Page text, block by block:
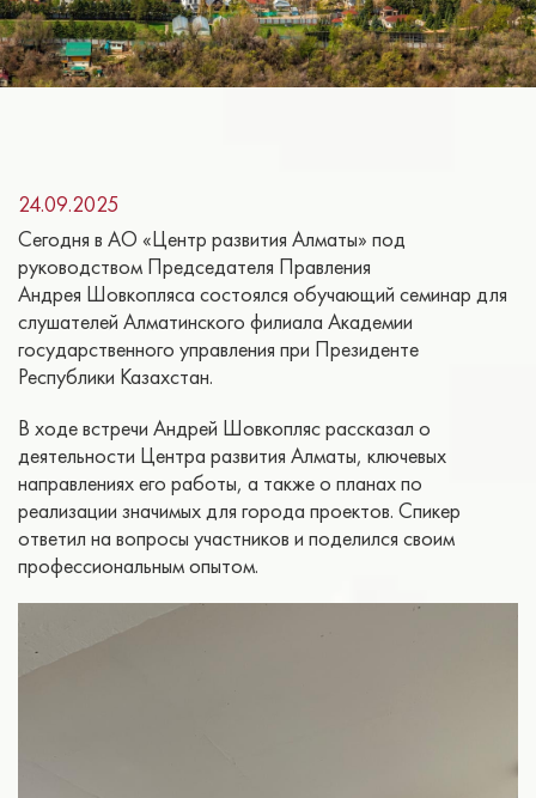
24.09.2025
Сегодня в АО «Центр развития Алматы» под
руководством Председателя Правления
Андрея Шовкопляса состоялся обучающий семинар для
слушателей Алматинского филиала Академии
государственного управления при Президенте
Республики Казахстан.
В ходе встречи Андрей Шовкопляс рассказал о
деятельности Центра развития Алматы, ключевых
направлениях его работы, а также о планах по
реализации значимых для города проектов. Спикер
ответил на вопросы участников и поделился своим
профессиональным опытом.